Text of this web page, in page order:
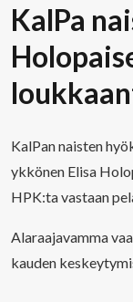
KalPa
KalPan naisten
ykkönen Elisa
HPK:ta vastaan
Alaraajavamma
kauden